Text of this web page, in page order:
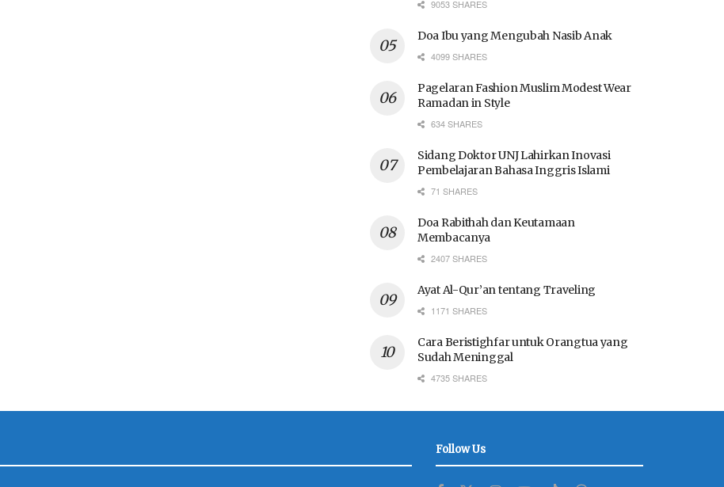
9053 SHARES
Doa Ibu yang Mengubah Nasib Anak
4099 SHARES
Pagelaran Fashion Muslim Modest Wear
Ramadan in Style
634 SHARES
Sidang Doktor UNJ Lahirkan Inovasi
Pembelajaran Bahasa Inggris Islami
71 SHARES
Doa Rabithah dan Keutamaan
Membacanya
2407 SHARES
Ayat Al-Qur’an tentang Traveling
1171 SHARES
Cara Beristighfar untuk Orangtua yang
Sudah Meninggal
4735 SHARES
Follow Us